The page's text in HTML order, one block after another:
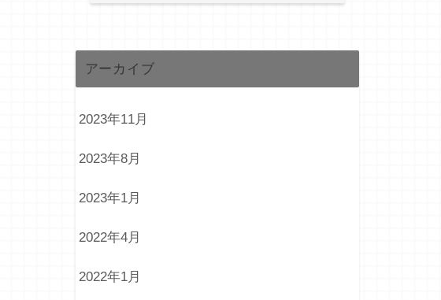
アーカイブ
2023年11月
2023年8月
2023年1月
2022年4月
2022年1月